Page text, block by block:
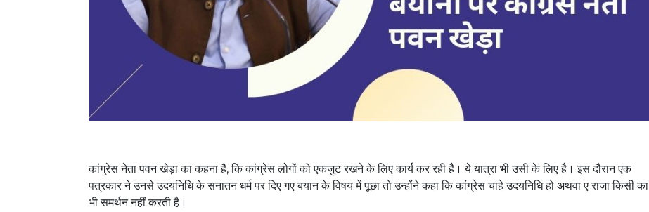
कांग्रेस नेता पवन खेड़ा का कहना है, कि कांग्रेस लोगों को एकजुट रखने के लिए कार्य कर रही है। ये यात्रा भी उसी के लिए है। इस दौरान एक
पत्रकार ने उनसे उदयनिधि के सनातन धर्म पर दिए गए बयान के विषय में पूछा तो उन्होंने कहा कि कांग्रेस चाहे उदयनिधि हो अथवा ए राजा किसी का
भी समर्थन नहीं करती है।